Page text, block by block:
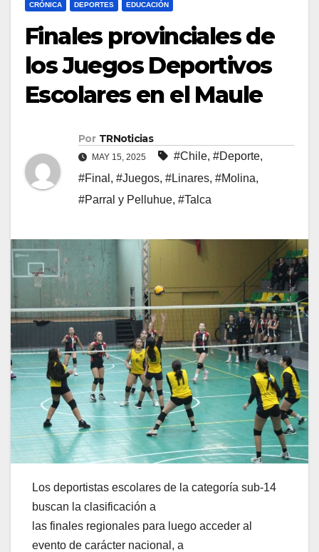
CRÓNICA DEPORTES EDUCACIÓN
Finales provinciales de
los Juegos Deportivos
Escolares en el Maule
Por TRNoticias
MAY 15, 2025 #Chile, #Deporte,
#Final , #Juegos, #Linares, #Molina,
#Parral y Pelluhue, #Talca
Los deportistas escolares de la categoría sub-14
buscan la clasificación a
las finales regionales para luego acceder al
evento de carácter nacional, a